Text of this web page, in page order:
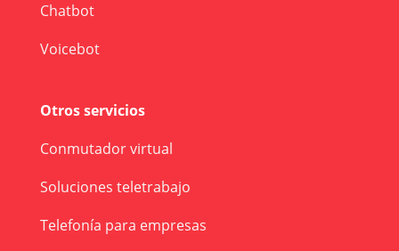
Chatbot
Voicebot
Otros servicios
Conmutador virtual
Soluciones teletrabajo
Telefonía para empresas